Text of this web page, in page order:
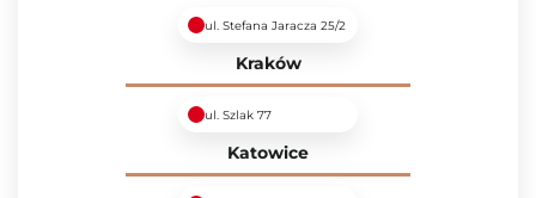
ul. Stefana Jaracza 25/2
Kraków
ul. Szlak 77
Katowice